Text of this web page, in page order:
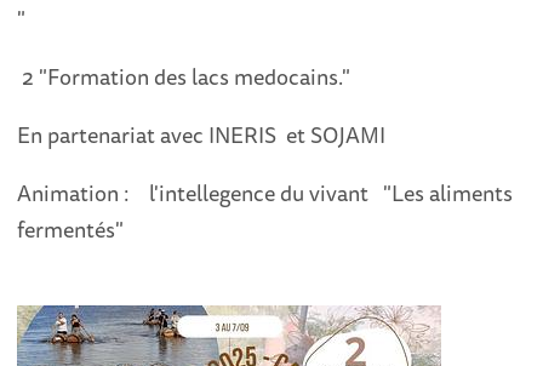
"
2 "Formation des lacs medocains."
En partenariat avec INERIS et SOJAMI
Animation : l'intellegence du vivant "Les aliments
fermentés"